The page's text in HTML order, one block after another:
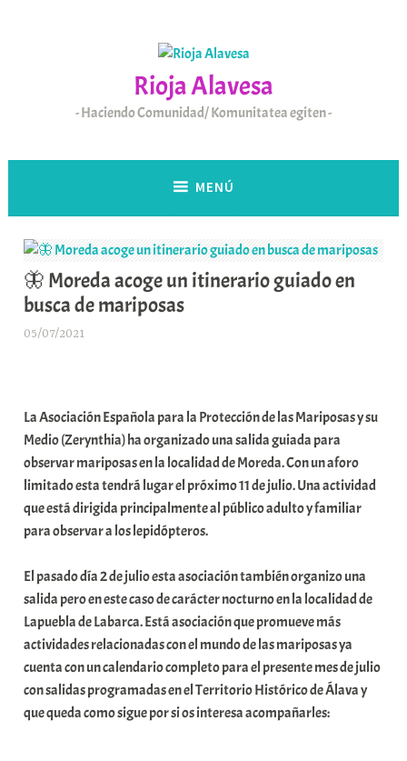
Rioja Alavesa
Haciendo Comunidad/ Komunitatea egiten
MENÚ
🦋 Moreda acoge un itinerario guiado en
busca de mariposas
05/07/2021
a
r
E
r
r
i
x
a
K
o
m
u
n
La Asociación Española para la Protección de las Mariposas y su
Medio (Zerynthia) ha organizado una salida guiada para
observar mariposas en la localidad de Moreda. Con un aforo
limitado esta tendrá lugar el próximo 11 de julio. Una actividad
que está dirigida principalmente al público adulto y familiar
para observar a los lepidópteros.
El pasado día 2 de julio esta asociación también organizo una
salida pero en este caso de carácter nocturno en la localidad de
Lapuebla de Labarca. Está asociación que promueve más
actividades relacionadas con el mundo de las mariposas ya
cuenta con un calendario completo para el presente mes de julio
con salidas programadas en el Territorio Histórico de Álava y
que queda como sigue por si os interesa acompañarles: